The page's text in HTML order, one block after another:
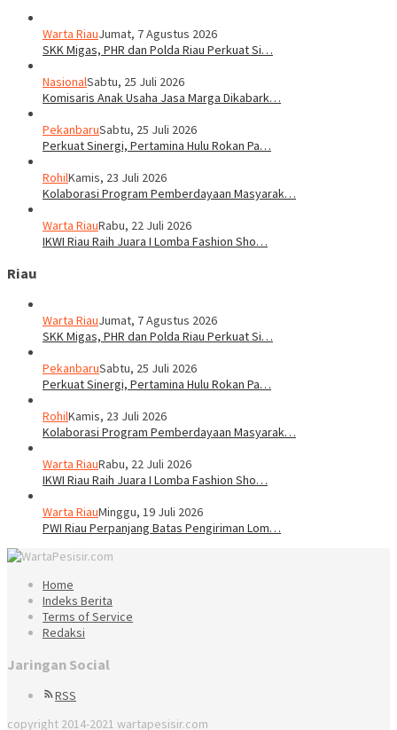
Warta RiauJumat, 7 Agustus 2026
SKK Migas, PHR dan Polda Riau Perkuat Si…
NasionalSabtu, 25 Juli 2026
Komisaris Anak Usaha Jasa Marga Dikabark…
PekanbaruSabtu, 25 Juli 2026
Perkuat Sinergi, Pertamina Hulu Rokan Pa…
RohilKamis, 23 Juli 2026
Kolaborasi Program Pemberdayaan Masyarak…
Warta RiauRabu, 22 Juli 2026
IKWI Riau Raih Juara I Lomba Fashion Sho…
Riau
Warta RiauJumat, 7 Agustus 2026
SKK Migas, PHR dan Polda Riau Perkuat Si…
PekanbaruSabtu, 25 Juli 2026
Perkuat Sinergi, Pertamina Hulu Rokan Pa…
RohilKamis, 23 Juli 2026
Kolaborasi Program Pemberdayaan Masyarak…
Warta RiauRabu, 22 Juli 2026
IKWI Riau Raih Juara I Lomba Fashion Sho…
Warta RiauMinggu, 19 Juli 2026
PWI Riau Perpanjang Batas Pengiriman Lom…
Home
Indeks Berita
Terms of Service
Redaksi
Jaringan Social
RSS
copyright 2014-2021 wartapesisir.com